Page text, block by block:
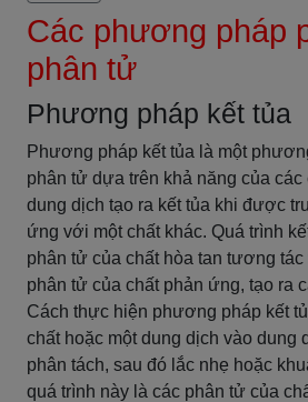
Các phương pháp
phân tử
Phương pháp kết tủa
Phương pháp kết tủa là một
phân tử dựa trên khả năng của các
dung dịch tạo ra kết tủa khi được
ứng với một chất khác. Quá trình
phân tử của chất hòa tan tương
phân tử của chất phản ứng, tạo ra
Cách thực hiện phương pháp kết
chất hoặc một dung dịch vào dung
phân tách, sau đó lắc nhẹ hoặc
quá trình này là các phân tử của